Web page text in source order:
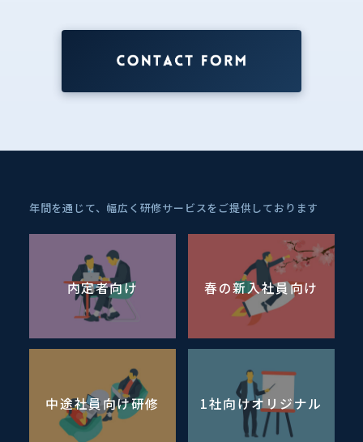
年間を通じて、幅広く研修サービスをご提供しております
内定者向け 春の新入社員向け
中途社員向け研修 1社向けオリジナル